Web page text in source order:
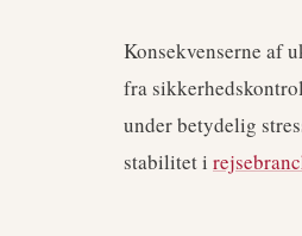
Konsekvenserne af
fra
under betydelig
stabilitet i